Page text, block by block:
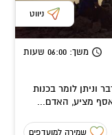
ניווט
משך: 06:00 שעות
וניתן לומר בכנות
מציע, האדם...
שמירה למועדפים